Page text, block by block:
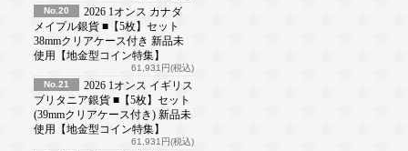
No.20
2026 1オンス カナダ
メイプル銀貨 ■【5枚】セット
38mmクリアケース付き 新品未
使用【地金型コイン特集】
61,931円(税込)
No.21
2026 1オンス イギリス
ブリタニア銀貨 ■【5枚】セット
(39mmクリアケース付き) 新品未
使用【地金型コイン特集】
61,931円(税込)